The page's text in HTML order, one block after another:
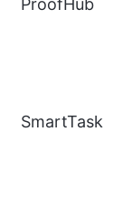
ProofHub
SmartTask